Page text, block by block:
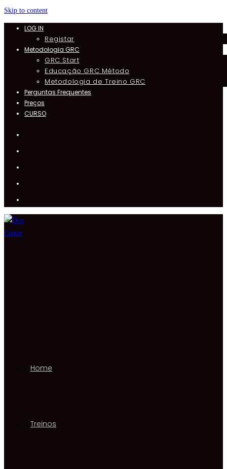
Skip to content
LOG IN
Registar
Metodologia GRC
GRC Start
Educação GRC Método
Metodologia de Treino GRC
Perguntas Frequentes
Preços
CURSO
Home
Treinos